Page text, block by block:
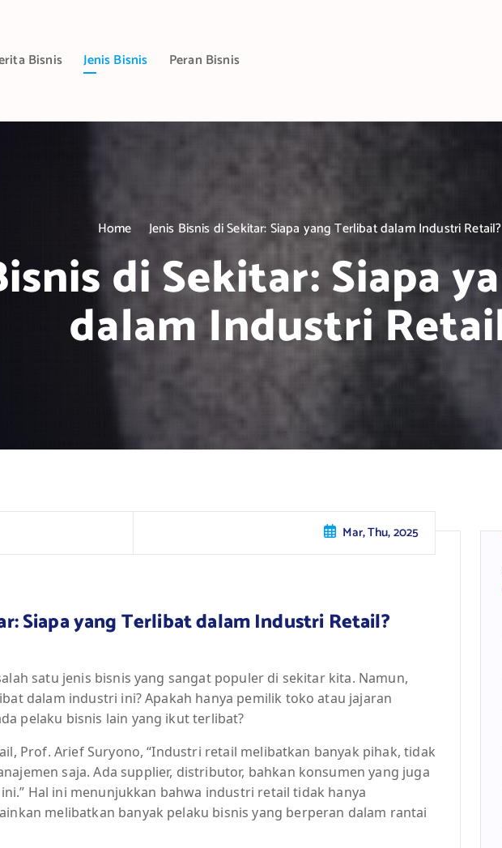
Bisnis Jenis Bisnis Peran Bisnis
Home Jenis Bisnis di Sekitar: Siapa yang Terlibat dalam Industri Retail?
di Sekitar: Siapa
dalam Industri
Mar, Thu, 2025
Siapa yang Terlibat dalam Industri Retail?
satu jenis bisnis yang sangat populer di sekitar kita. Namun,
dalam industri ini? Apakah hanya pemilik toko atau jajaran
pelaku bisnis lain yang ikut terlibat?
Prof. Arief Suryono, “Industri retail melibatkan banyak pihak, tidak
saja. Ada supplier, distributor, bahkan konsumen yang juga
Hal ini menunjukkan bahwa industri retail tidak hanya
melibatkan banyak pelaku bisnis yang berperan dalam rantai